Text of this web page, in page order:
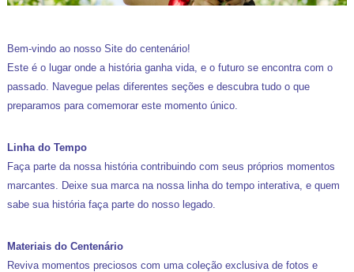
Bem-vindo ao nosso Site do centenário!
Este é o lugar onde a história ganha vida, e o futuro se encontra com o
passado. Navegue pelas diferentes seções e descubra tudo o que
preparamos para comemorar este momento único.
Linha do Tempo
Faça parte da nossa história contribuindo com seus próprios momentos
marcantes. Deixe sua marca na nossa linha do tempo interativa, e quem
sabe sua história faça parte do nosso legado.
Materiais do Centenário
Reviva momentos preciosos com uma coleção exclusiva de fotos e